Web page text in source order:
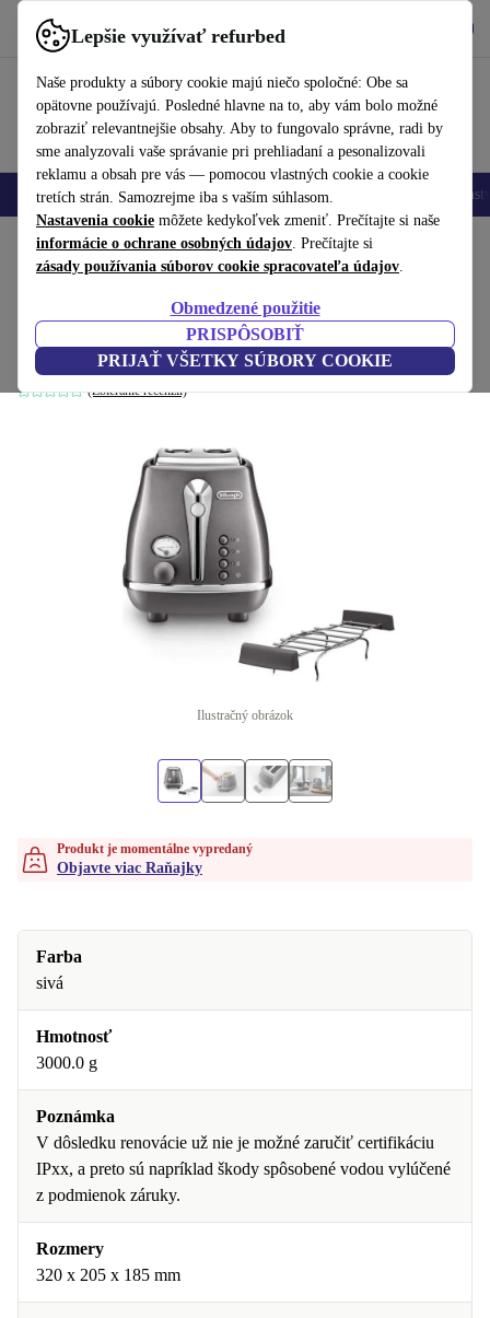
Lepšie využívať refurbed
Naše produkty a súbory cookie majú niečo spoločné: Obe sa
opätovne používajú. Posledné hlavne na to, aby vám bolo možné
zobraziť relevantnejšie obsahy. Aby to fungovalo správne, radi by
sme analyzovali vaše správanie pri prehliadaní a pesonalizovali
reklamu a obsah pre vás — pomocou vlastných cookie a cookie
tretích strán. Samozrejme iba s vaším súhlasom.
Nastavenia cookie môžete kedykoľvek zmeniť. Prečítajte si naše
informácie o ochrane osobných údajov. Prečítajte si
zásady používania súborov cookie spracovateľa údajov.
Obmedzené použitie
PRISPÔSOBIŤ
PRIJAŤ VŠETKY SÚBORY COOKIE
používať refurbed rýchlo a jednoducho
Mobilné telefóny Laptopy Tablety Inteligentné hodinky
Domov Produkty Kuchyňa Raňajky
De'Longhi CTO T2103.GY Icona
Toustovač
sivá
(Zbieranie recenzií)
Ilustračný obrázok
Produkt je momentálne vypredaný
Objavte viac Raňajky
Farba
sivá
Hmotnosť
3000.0 g
Poznámka
V dôsledku renovácie už nie je možné zaručiť certifikáciu
IPxx, a preto sú napríklad škody spôsobené vodou vylúčené
z podmienok záruky.
Rozmery
320 x 205 x 185 mm